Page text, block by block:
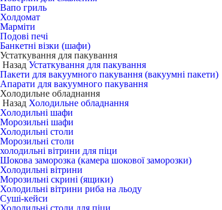
Вапо гриль
Холдомат
Марміти
Подові печі
Банкетні візки (шафи)
Устаткування для пакування
Назад Устаткування для пакування
Пакети для вакуумного пакування (вакуумні пакети)
Апарати для вакуумного пакування
Холодильне обладнання
Назад Холодильне обладнання
Холодильні шафи
Морозильні шафи
Холодильні столи
Морозильні столи
холодильні вітрини для піци
Шокова заморозка (камера шокової заморозки)
Холодильні вітрини
Морозильні скрині (ящики)
Холодильні вітрини риба на льоду
Суші-кейси
Холодильні столи для піци